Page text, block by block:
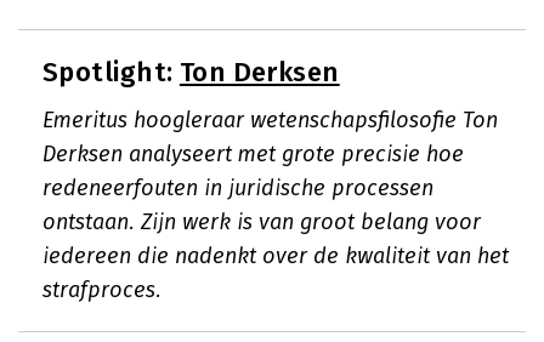
Spotlight: Ton Derksen
Emeritus hoogleraar wetenschapsfilosofie Ton
Derksen analyseert met grote precisie hoe
redeneerfouten in juridische processen
ontstaan. Zijn werk is van groot belang voor
iedereen die nadenkt over de kwaliteit van het
strafproces.